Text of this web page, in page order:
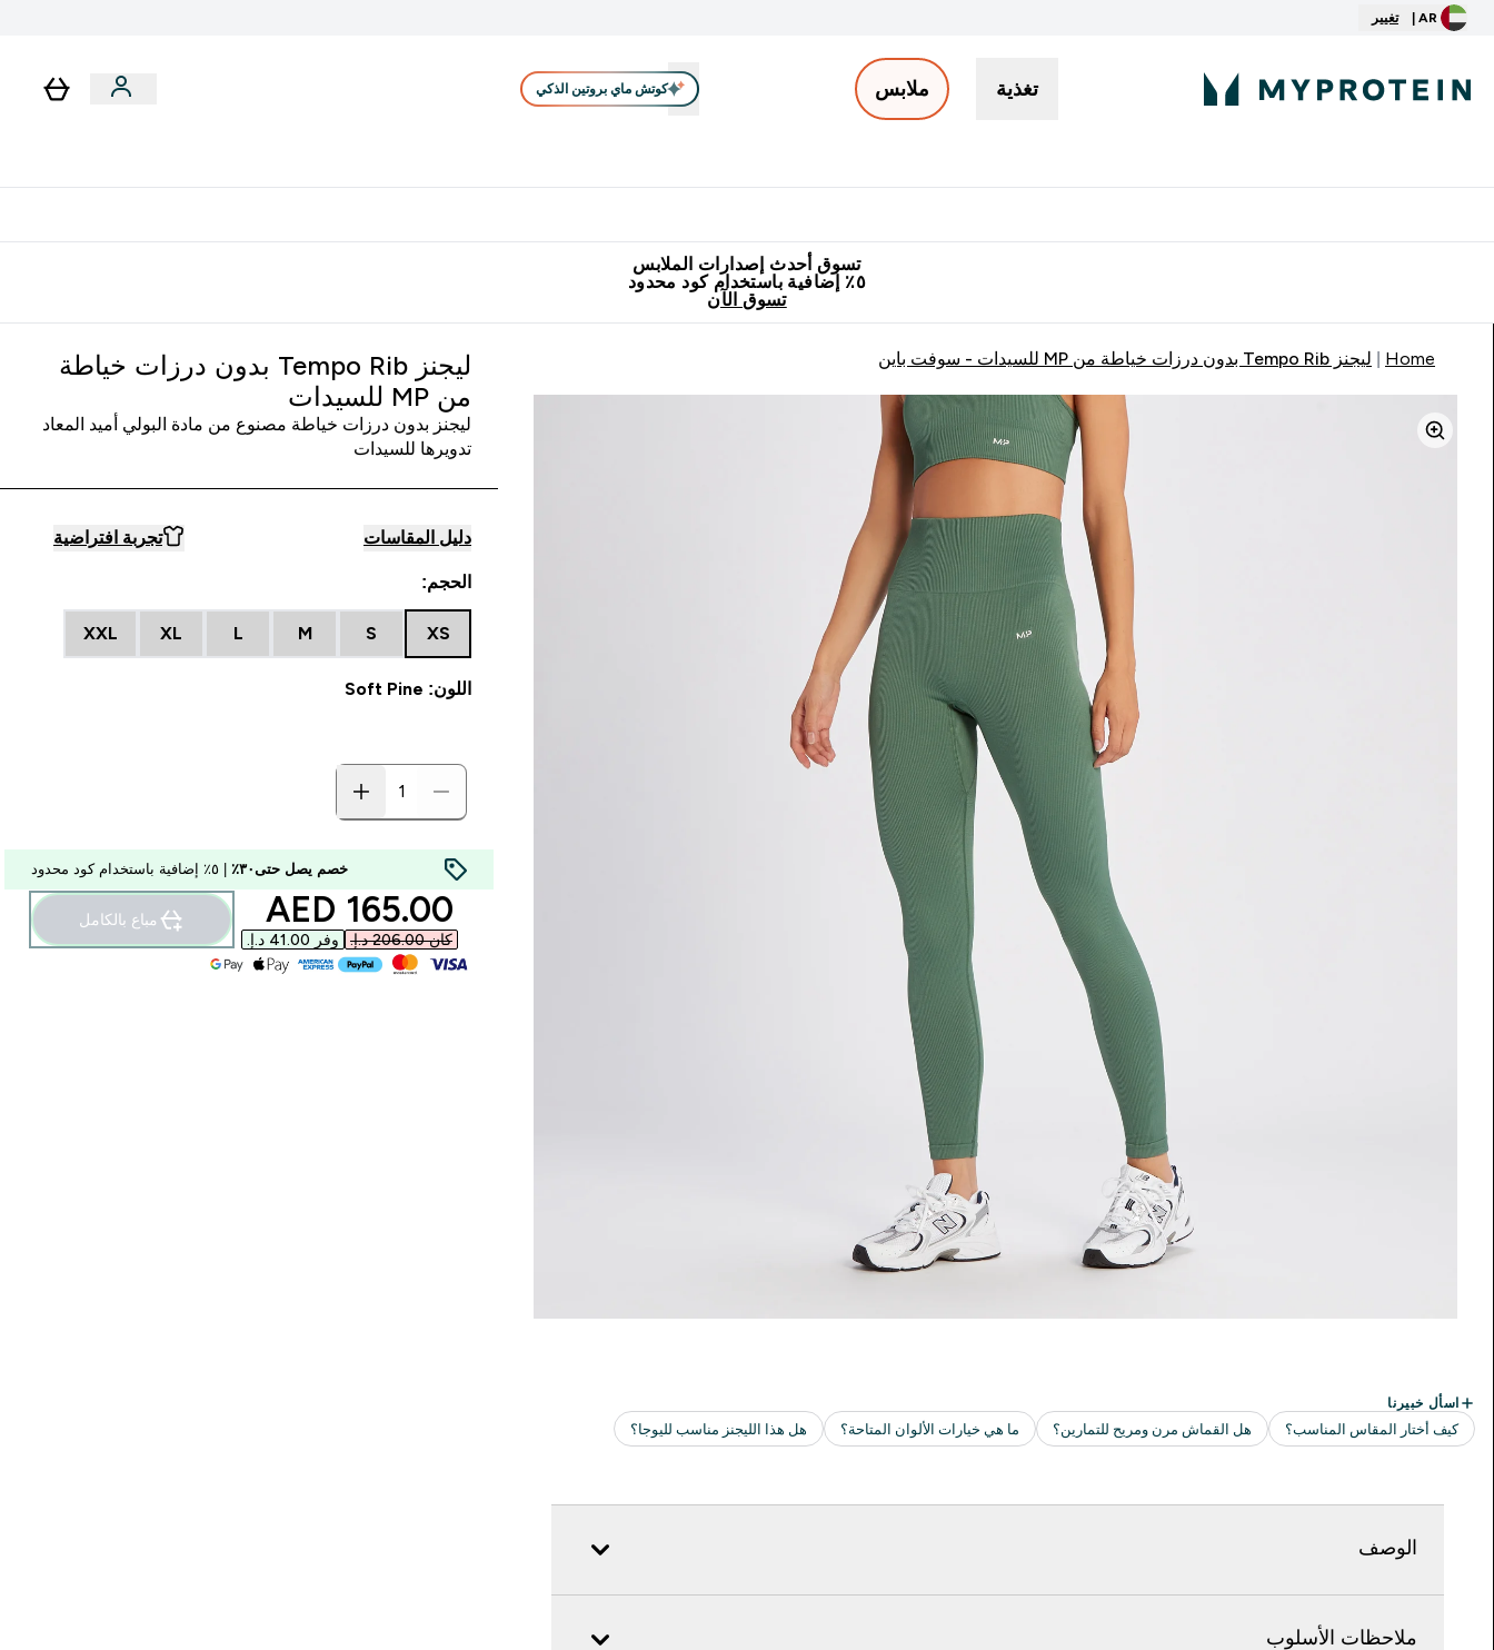
AR | تغيير
تغذية ملابس كوتش ماي بروتين الذكي
تسوق أحدث إصدارات الملابس
٥٪ إضافية باستخدام كود محدود
تسوق الآن
Home ليجنز Tempo Rib بدون درزات خياطة من MP للسيدات - سوفت باين
الوصف
ملاحظات الأسلوب
ليجنز Tempo Rib بدون درزات خياطة
من MP للسيدات
ليجنز بدون درزات خياطة مصنوع من مادة البولي أميد المعاد
تدويرها للسيدات
دليل المقاسات تجربة افتراضية
الحجم:
XS
S
M
L
XL
XXL
اللون: Soft Pine
خصم يصل حتى٣٠٪
discounted price
165.00 AED‎
كان ‏206.00 د.إ.‏‎ وفر ‏41.00 د.إ.‏‎
مباع بالكامل